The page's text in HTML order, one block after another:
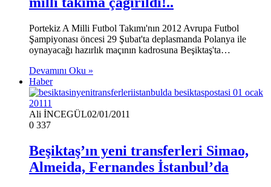
Portekiz A Milli Futbol Takımı'nın 2012 Avrupa Futbol
Şampiyonası öncesi 29 Şubat'ta deplasmanda Polanya ile
oynayacağı hazırlık maçının kadrosuna Beşiktaş'ta…
Devamını Oku »
Haber
Ali İNCEGÜL02/01/2011
0 337
Beşiktaş’ın yeni transferleri Simao,
Almeida, Fernandes İstanbul’da